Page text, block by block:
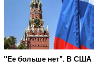
"Ее больше нет". В США